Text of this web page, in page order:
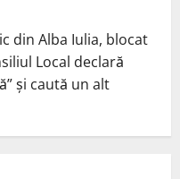
din Alba Iulia, blocat
Local declară
și caută un alt